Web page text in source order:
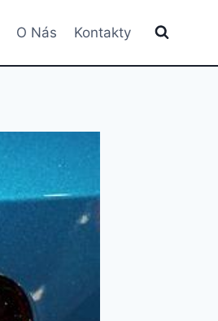
O Nás Kontakty